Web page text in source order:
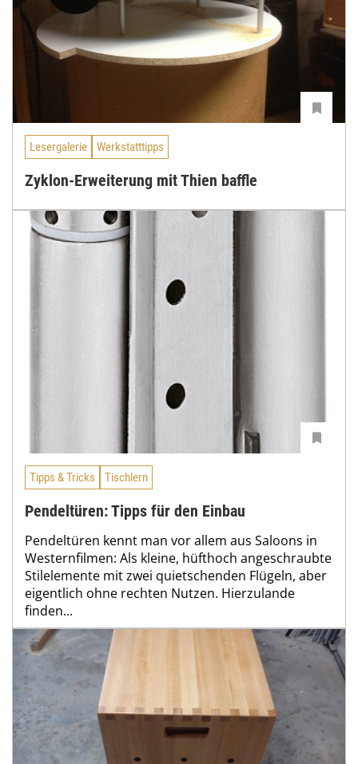
Lesergalerie Werkstatttipps
Zyklon-Erweiterung mit Thien baffle
Tipps & Tricks Tischlern
Pendeltüren: Tipps für den Einbau
Pendeltüren kennt man vor allem aus Saloons in
Westernfilmen: Als kleine, hüfthoch angeschraubte
Stilelemente mit zwei quietschenden Flügeln, aber
eigentlich ohne rechten Nutzen. Hierzulande
finden...